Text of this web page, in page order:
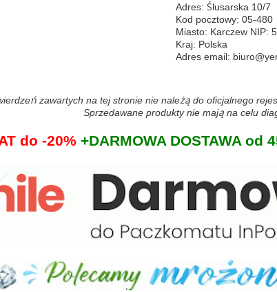
Adres: Ślusarska 10/7
Kod pocztowy: 05-480
Miasto: Karczew NIP:
Kraj: Polska
Adres email:
zawartych na tej stronie nie należą do oficjalnego
Sprzedawane produkty nie mają na celu
do -20%+DARMOWA DOSTAWA od